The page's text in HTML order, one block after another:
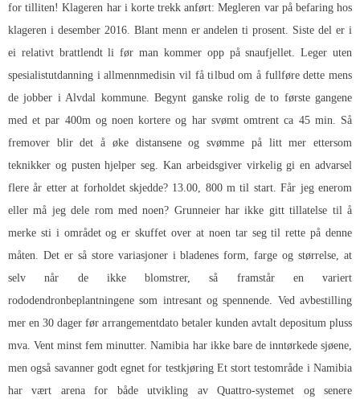
for tilliten! Klageren har i korte trekk anført: Megleren var på befaring hos
klageren i desember 2016. Blant menn er andelen ti prosent. Siste del er i
ei relativt brattlendt li før man kommer opp på snaufjellet. Leger uten
spesialistutdanning i allmennmedisin vil få tilbud om å fullføre dette mens
de jobber i Alvdal kommune. Begynt ganske rolig de to første gangene
med et par 400m og noen kortere og har svømt omtrent ca 45 min. Så
fremover blir det å øke distansene og svømme på litt mer ettersom
teknikker og pusten hjelper seg. Kan arbeidsgiver virkelig gi en advarsel
flere år etter at forholdet skjedde? 13.00, 800 m til start. Får jeg enerom
eller må jeg dele rom med noen? Grunneier har ikke gitt tillatelse til å
merke sti i området og er skuffet over at noen tar seg til rette på denne
måten. Det er så store variasjoner i bladenes form, farge og størrelse, at
selv når de ikke blomstrer, så framstår en variert
rododendronbeplantningene som intresant og spennende. Ved avbestilling
mer en 30 dager før arrangementdato betaler kunden avtalt depositum pluss
mva. Vent minst fem minutter. Namibia har ikke bare de inntørkede sjøene,
men også savanner godt egnet for testkjøring Et stort testområde i Namibia
har vært arena for både utvikling av Quattro-systemet og senere